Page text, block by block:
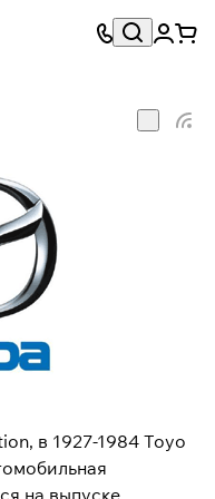
в 1927-1984 Toyo
на выпуске